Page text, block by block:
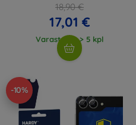
18,90 €
17,01 €
Varastossa > 5 kpl
-10%